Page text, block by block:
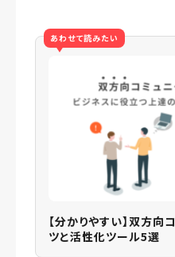
あわせて読みたい
【分かりやすい】双方向
ツと活性化ツール5選